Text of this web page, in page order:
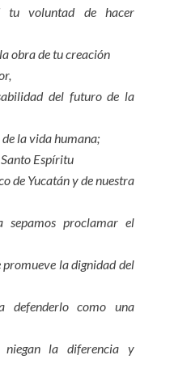
tu voluntad de hacer
obra de tu creación
del futuro de la
la vida humana;
Espíritu
de Yucatán y de nuestra
sepamos proclamar el
la dignidad del
como una
niegan la diferencia y